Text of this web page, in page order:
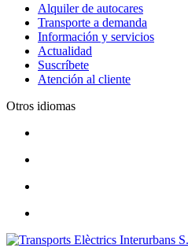
Alquiler de autocares
Transporte a demanda
Información y servicios
Actualidad
Suscríbete
Atención al cliente
Otros idiomas